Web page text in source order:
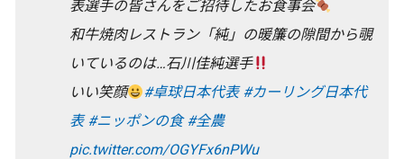
表選手の皆さんをご招待したお食事会
和牛焼肉レストラン「純」の暖簾の隙間から覗
いているのは…石川佳純選手
いい笑顔
#卓球日本代表 #カーリング日本代
表 #ニッポンの食 #全農
pic.twitter.com/OGYFx6nPWu